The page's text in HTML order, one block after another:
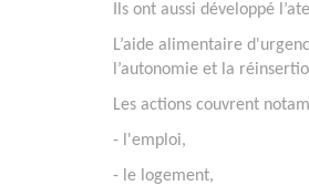
Ils ont aussi développé
L’aide alimentaire
l’autonomie et la
Les actions couvrent
- l'emploi,
- le logement,